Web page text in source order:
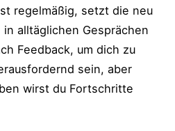
regelmäßig, setzt die neu
alltäglichen Gesprächen
Feedback, um dich zu
sein, aber
wirst du Fortschritte